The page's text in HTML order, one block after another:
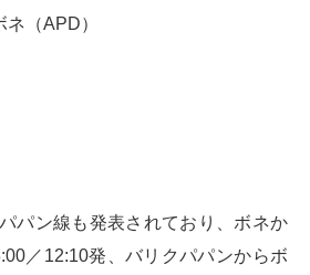
（APD）
パン線も発表されており、ボネか
／12:10発、バリクパパンからボ